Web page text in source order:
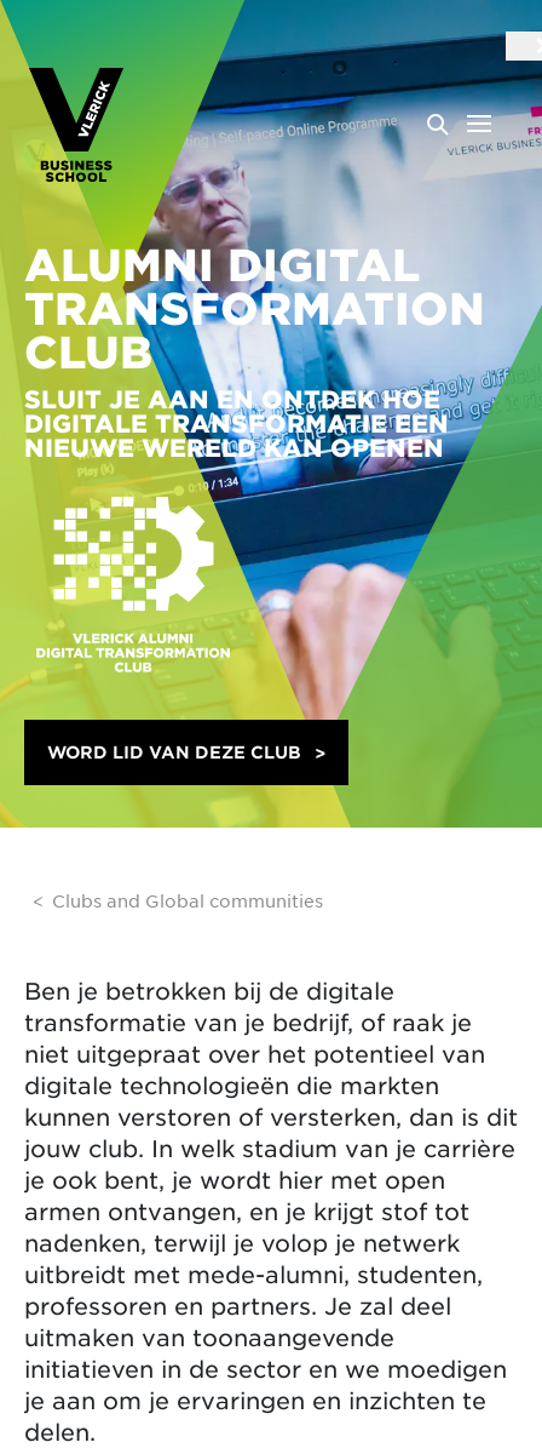
ALUMNI DIGITAL
TRANSFORMATION
CLUB
SLUIT JE AAN EN ONTDEK HOE
DIGITALE TRANSFORMATIE EEN
NIEUWE WERELD KAN OPENEN
WORD LID VAN DEZE CLUB
Clubs and Global communities
Ben je betrokken bij de digitale
transformatie van je bedrijf, of raak je
niet uitgepraat over het potentieel van
digitale technologieën die markten
kunnen verstoren of versterken, dan is dit
jouw club. In welk stadium van je carrière
je ook bent, je wordt hier met open
armen ontvangen, en je krijgt stof tot
nadenken, terwijl je volop je netwerk
uitbreidt met mede-alumni, studenten,
professoren en partners. Je zal deel
uitmaken van toonaangevende
initiatieven in de sector en we moedigen
je aan om je ervaringen en inzichten te
delen.